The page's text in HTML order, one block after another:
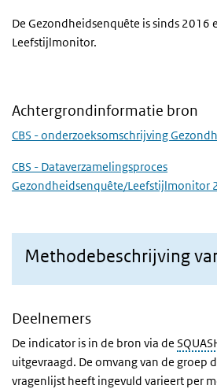
De Gezondheidsenquête is sinds 2016
Leefstijlmonitor.
Achtergrondinformatie bron
CBS - onderzoeksomschrijving
CBS - Dataverzamelingsproces
Gezondheidsenquête/Leefstijlmonitor
Methodebeschrijving
Deelnemers
De indicator is in de bron via de
uitgevraagd. De omvang van de groep
vragenlijst heeft ingevuld varieert per